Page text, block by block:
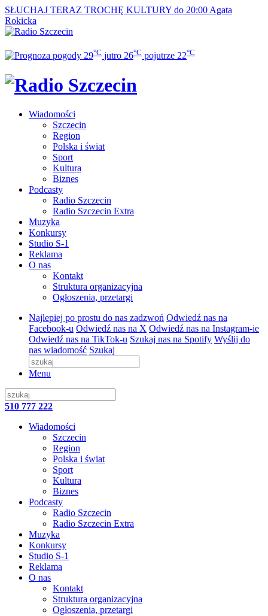
SŁUCHAJ TERAZ TROCHĘ KULTURY do 20:00 Agata
Rokicka
29°C jutro 26°C pojutrze 22°C
Wiadomości
Szczecin
Region
Polska i świat
Sport
Kultura
Biznes
Podcasty
Radio Szczecin
Radio Szczecin Extra
Muzyka
Konkursy
Studio S-1
Reklama
O nas
Kontakt
Struktura organizacyjna
Ogłoszenia, przetargi
Najlepiej po prostu do nas zadzwoń Odwiedź nas na
Facebook-u Odwiedź nas na X Odwiedź nas na Instagram-ie
Odwiedź nas na TikTok-u Szukaj nas na Spotify Wyślij do
nas wiadomość Szukaj
Menu
510 777 222
Wiadomości
Szczecin
Region
Polska i świat
Sport
Kultura
Biznes
Podcasty
Radio Szczecin
Radio Szczecin Extra
Muzyka
Konkursy
Studio S-1
Reklama
O nas
Kontakt
Struktura organizacyjna
Ogłoszenia, przetargi